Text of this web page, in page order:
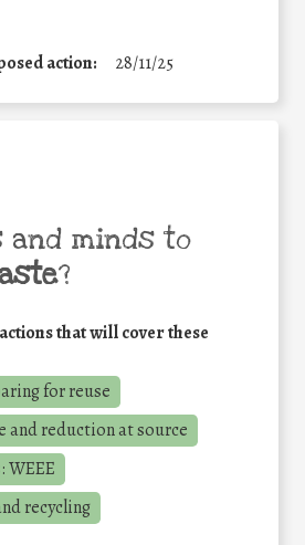
action: 28/11/25
and minds to
?
that will cover these
for reuse
and reduction at source
WEEE
recycling